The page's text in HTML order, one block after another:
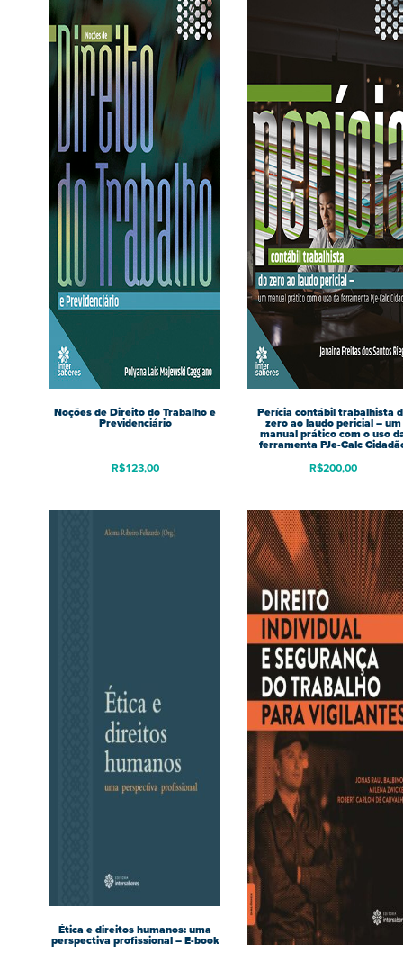
Noções de Direito do Trabalho e
Previdenciário
R$123,00
Perícia contábil trabalhista
zero ao laudo pericial – um
manual prático com o uso
ferramenta PJe-Calc
R$200,00
Ética e direitos humanos: uma
perspectiva profissional – E-book